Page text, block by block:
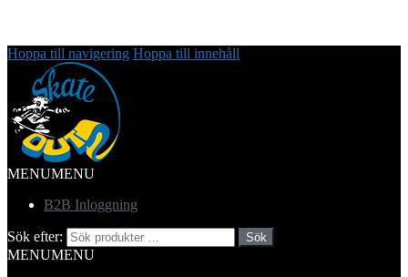
Hoppa till navigering Hoppa till innehåll
MENUMENU
B2B Inloggning
Sök efter: Sök
MENUMENU